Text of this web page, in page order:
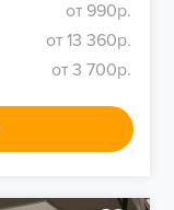
от 990р.
от 13 360р.
от 3 700р.